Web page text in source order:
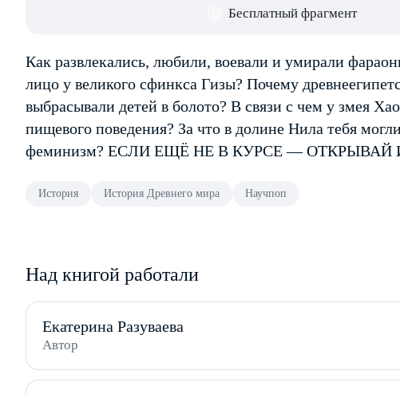
Бесплатный фрагмент
Как развлекались, любили, воевали и умирали
лицо у великого сфинкса Гизы? Почему
выбрасывали детей в болото? В связи с чем у змея
пищевого поведения? За что в долине Нила тебя
феминизм? ЕСЛИ ЕЩЁ НЕ В КУРСЕ — ОТКРЫВАЙ
История История Древнего мира Научпоп
Над книгой работали
Екатерина Разуваева
Автор